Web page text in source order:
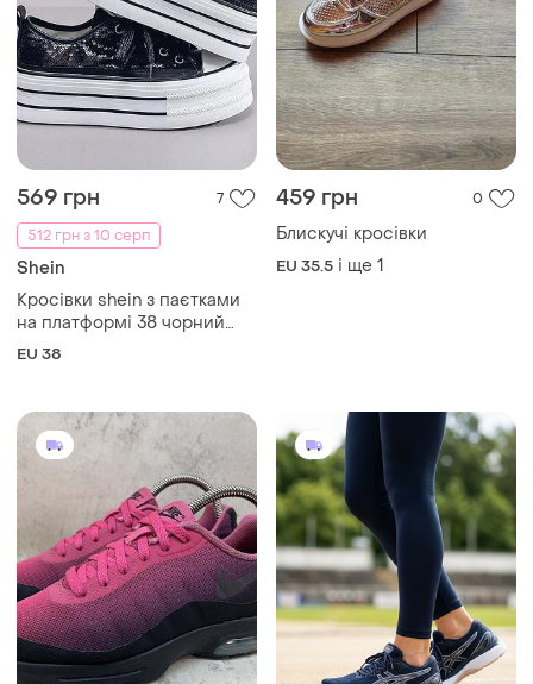
569 грн
7
512 грн з 10 серп
Shein
Кросівки shein з паєтками
(7513938)
EU 38
459 грн 0
Блискучі кросівки
EU 35.5 і ще 1
1099 грн 1
Nike
1000 грн 2